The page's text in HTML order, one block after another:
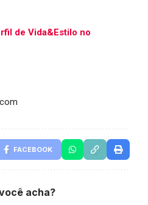
de Vida&Estilo no
FACEBOOK
acha?